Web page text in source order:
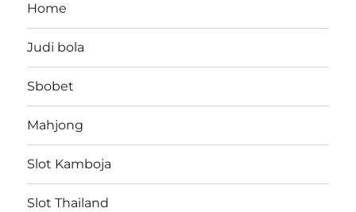
Home
Judi bola
Sbobet
Mahjong
Slot Kamboja
Slot Thailand